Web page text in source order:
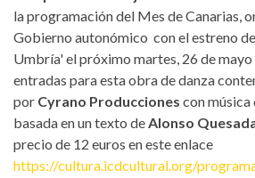
la programación del Mes de Canarias,
Gobierno autonómico con el estreno
Umbría' el próximo martes, 26 de mayo
entradas para esta obra de danza
por Cyrano Producciones con música
basada en un texto deAlonso
precio de 12 euros en este enlace
https://cultura.icdcultural.org/